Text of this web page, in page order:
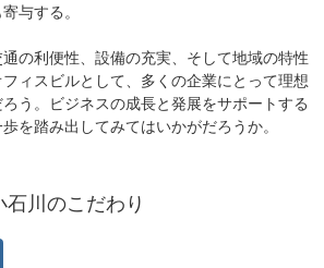
与する。
の利便性、設備の充実、そして地域の特性
ィスビルとして、多くの企業にとって理想
う。ビジネスの成長と発展をサポートする
を踏み出してみてはいかがだろうか。
川 のこだわり